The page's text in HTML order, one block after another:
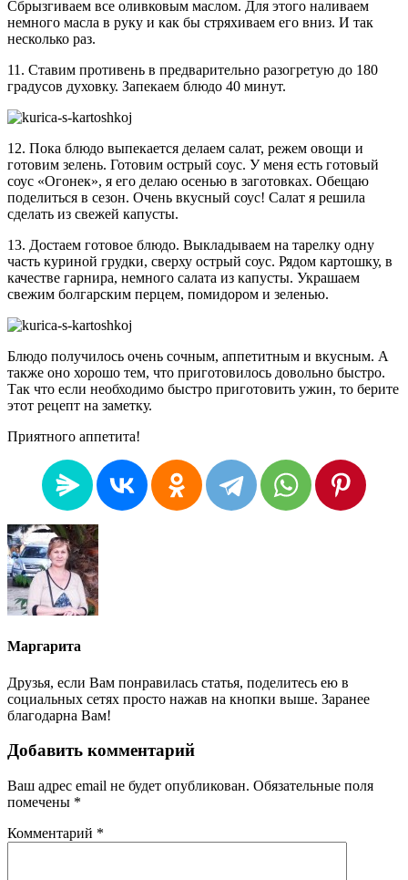
Сбрызгиваем все оливковым маслом. Для этого наливаем
немного масла в руку и как бы стряхиваем его вниз. И так
несколько раз.
11. Ставим противень в предварительно разогретую до 180
градусов духовку. Запекаем блюдо 40 минут.
12. Пока блюдо выпекается делаем салат, режем овощи и
готовим зелень. Готовим острый соус. У меня есть готовый
соус «Огонек», я его делаю осенью в заготовках. Обещаю
поделиться в сезон. Очень вкусный соус! Салат я решила
сделать из свежей капусты.
13. Достаем готовое блюдо. Выкладываем на тарелку одну
часть куриной грудки, сверху острый соус. Рядом картошку, в
качестве гарнира, немного салата из капусты. Украшаем
свежим болгарским перцем, помидором и зеленью.
Блюдо получилось очень сочным, аппетитным и вкусным. А
также оно хорошо тем, что приготовилось довольно быстро.
Так что если необходимо быстро приготовить ужин, то берите
этот рецепт на заметку.
Приятного аппетита!
Маргарита
Друзья, если Вам понравилась статья, поделитесь ею в
социальных сетях просто нажав на кнопки выше. Заранее
благодарна Вам!
Добавить комментарий
Ваш адрес email не будет опубликован. Обязательные поля
помечены *
Комментарий *